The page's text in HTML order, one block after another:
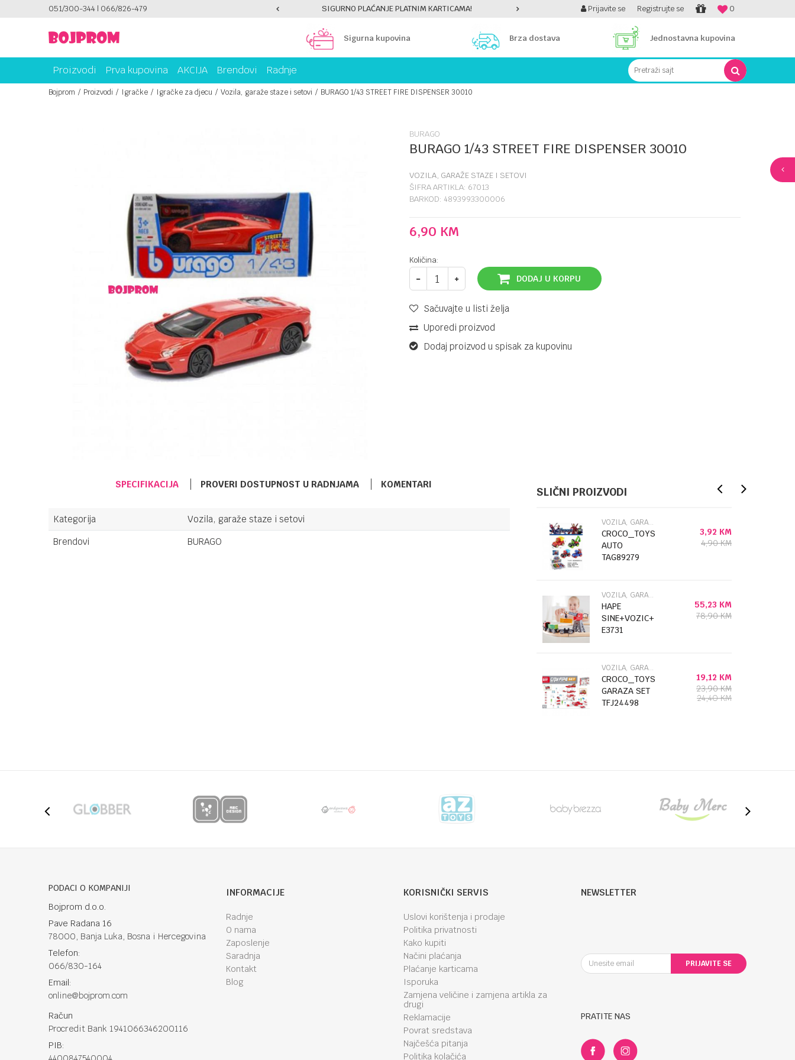
051/300-344 | 066/826-479PLATI UNICREDIT KARTICOM NA RATE! SIGURNO PLAĆANJE PLATNIM KARTICAMA! PLATI UNICREDIT KARTICOM NA RATE! 0
Prijavite se Registrujte se
Sigurna kupovina Brza dostava Jednostavna kupovina
Proizvodi Prva kupovina AKCIJA Brendovi Radnje Pretraži sajt
Bojprom Proizvodi Igračke Igračke za djecu Vozila, garaže staze i setovi BURAGO 1/43 STREET FIRE DISPENSER 30010
BURAGO
BURAGO 1/43 STREET FIRE DISPENSER 30010
VOZILA, GARAŽE STAZE I SETOVI
ŠIFRA ARTIKLA: 67013
BARKOD: 4893993300006
6,90 KM
Količina:
DODAJ U KORPU
Sačuvajte u listi želja
Uporedi proizvod
Dodaj proizvod u spisak za kupovinu
SPECIFIKACIJA PROVERI DOSTUPNOST U RADNJAMA KOMENTARI
Kategorija
Vozila, garaže staze i setovi
Brendovi
BURAGO
SLIČNI PROIZVODI
BURAGO 1/24
VOZILA, GARAŽE STAZE I SETOVI
CROCO_TOYS
AUTO
TAG89279
3,92 KM
4,90KM
VOZILA, GARAŽE STAZE I SETOVI
HAPE
SINE+VOZIC+KRAN
E3731
55,23 KM
78,90KM
VOZILA, GARAŽE STAZE I SETOVI
CROCO_TOYS
GARAZA SET
TFJ24498
19,12 KM
23,90KM
24,40KM
PODACI O KOMPANIJI
Bojprom d.o.o.
Pave Radana 16
78000, Banja Luka, Bosna i Hercegovina
Telefon:
066/830-164
Email:
online@bojprom.com
Račun
Procredit Bank 1941066346200116
PIB:
INFORMACIJE
Radnje
O nama
Zaposlenje
Saradnja
Kontakt
Blog
KORISNIČKI SERVIS
Uslovi korištenja i prodaje
Politika privatnosti
Kako kupiti
Načini plaćanja
Plaćanje karticama
Isporuka
Zamjena veličine i zamjena artikla za
drugi
Reklamacije
Povrat sredstava
Najčešća pitanja
Politika kolačića
NEWSLETTER
PRIJAVITE SE
PRATITE NAS